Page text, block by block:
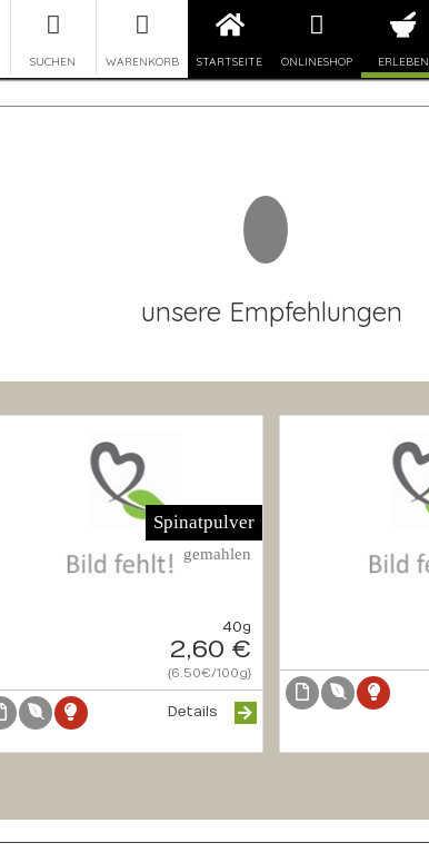
SUCHEN WARENKORB STARTSEITE ONLINESHOP ERLEBEN
unsere Empfehlungen
Spinatpulver
gemahlen
40g
2,60 €
{6.50€/100g}
Details